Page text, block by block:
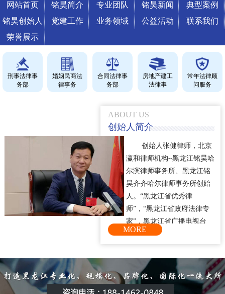
网站首页 铭昊简介 专业团队 铭昊新闻
典型案例
铭昊创始人
党建工作 业务领域 公益活动
联系我们
荣誉展示
刑事法律事
务部
婚姻民商法
律事务
合同法律事
务部
房地产建工
法律事
常年法律顾
问服务
ABOUT US
创始人简介
创始人张健律师 ， 北京
瀛和律师机构--黑龙江铭昊哈
尔滨律师事务所、黑龙江铭
昊齐齐哈尔律师事务所创始
人。 “黑龙江省优秀律
师”， “黑龙江省政府法律专
家”，黑龙江省广播电视台
《党风政风》
顾问”、哈尔滨市、齐齐哈尔
市仲裁委仲裁员。张健律师
20年专注刑事辩护和企业家
MORE